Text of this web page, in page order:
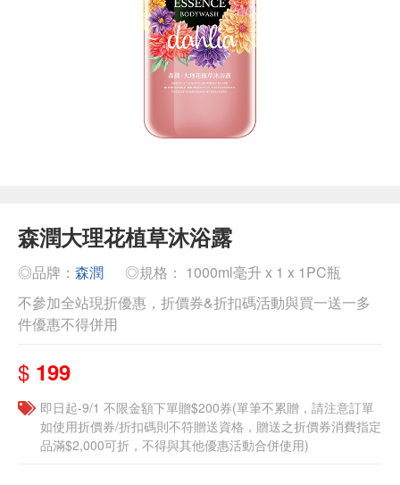
森潤大理花植草沐浴露
◎品牌： 森潤
◎規格： 1000ml毫升 x 1 x 1PC瓶
不參加全站現折優惠，折價券&折扣碼活動與買一送一多
件優惠不得併用
$ 199
即日起-9/1 不限金額下單贈$200券(單筆不累贈，請注意訂單
如使用折價券/折扣碼則不符贈送資格，贈送之折價券消費指定
品滿$2,000可折，不得與其他優惠活動合併使用)